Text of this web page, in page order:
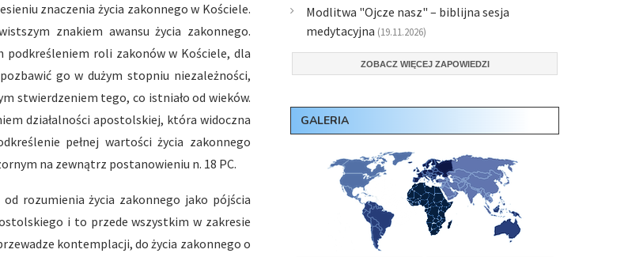
znaczenia życia zakonnego w Kościele.
znakiem awansu życia zakonnego.
podkreśleniem roli zakonów w Kościele, dla
go w dużym stopniu niezależności,
stwierdzeniem tego, co istniało od wieków.
działalności apostolskiej, która widoczna
pełnej wartości życia zakonnego
na zewnątrz postanowieniu n. 18 PC.
rozumienia życia zakonnego jako pójścia
i to przede wszystkim w zakresie
kontemplacji, do życia zakonnego o
Modlitwa "Ojcze nasz" – biblijna sesja
medytacyjna (19.11.2026)
ZOBACZ WIĘCEJ ZAPOWIEDZI
GALERIA